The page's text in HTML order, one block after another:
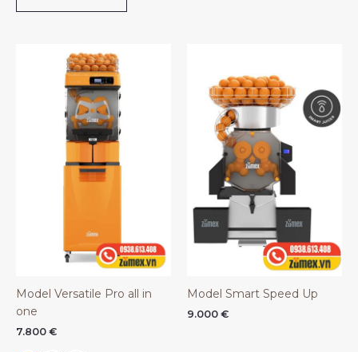
Model Versatile Pro all in
one
7.800 €
Model Smart Speed Up
9.000 €